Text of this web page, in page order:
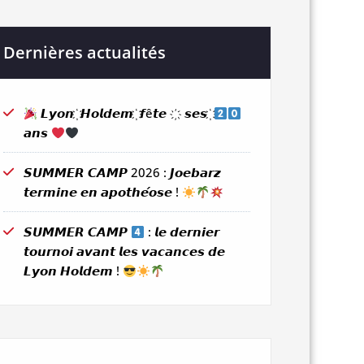
Dernières actualités
𝙇𝙮𝙤𝙣 ҉ 𝙃𝙤𝙡𝙙𝙚𝙢 ҉ 𝙛ê𝙩𝙚 ҉ 𝙨𝙚𝙨 ҉
𝙖𝙣𝙨
𝙎𝙐𝙈𝙈𝙀𝙍 𝘾𝘼𝙈𝙋 2026 : 𝙅𝙤𝙚𝙗𝙖𝙧𝙯
𝙩𝙚𝙧𝙢𝙞𝙣𝙚 𝙚𝙣 𝙖𝙥𝙤𝙩𝙝𝙚́𝙤𝙨𝙚 !
𝙎𝙐𝙈𝙈𝙀𝙍 𝘾𝘼𝙈𝙋
: 𝙡𝙚 𝙙𝙚𝙧𝙣𝙞𝙚𝙧
𝙩𝙤𝙪𝙧𝙣𝙤𝙞 𝙖𝙫𝙖𝙣𝙩 𝙡𝙚𝙨 𝙫𝙖𝙘𝙖𝙣𝙘𝙚𝙨 𝙙𝙚
𝙇𝙮𝙤𝙣 𝙃𝙤𝙡𝙙𝙚𝙢 !